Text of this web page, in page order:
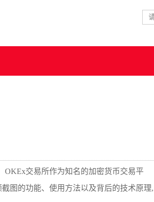
OKEx交易所作为知名的加密货币交易平
图的功能、使用方法以及背后的技术原理,